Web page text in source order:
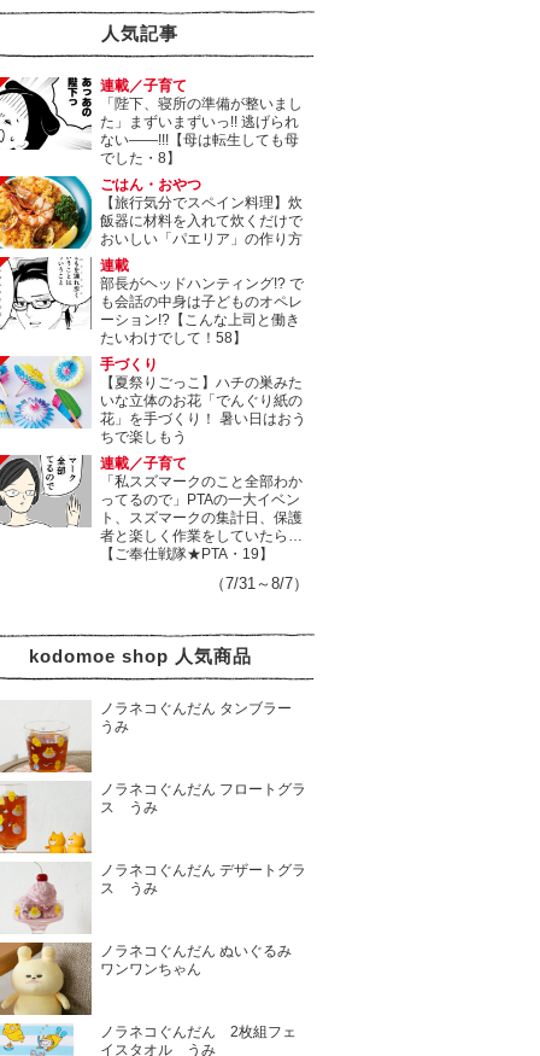
人気記事
連載／子育て
「陛下、寝所の準備が整いまし
た」まずいまずいっ!! 逃げられ
ない――!!!【母は転生しても母
でした・8】
ごはん・おやつ
【旅行気分でスペイン料理】炊
飯器に材料を入れて炊くだけで
おいしい「パエリア」の作り方
連載
部長がヘッドハンティング!? で
も会話の中身は子どものオペレ
ーション!?【こんな上司と働き
たいわけでして！58】
手づくり
【夏祭りごっこ】ハチの巣みた
いな立体のお花「でんぐり紙の
花」を手づくり！ 暑い日はおう
ちで楽しもう
連載／子育て
「私スズマークのこと全部わか
ってるので」PTAの一大イベン
ト、スズマークの集計日、保護
者と楽しく作業をしていたら…
【ご奉仕戦隊★PTA・19】
（7/31～8/7）
kodomoe shop 人気商品
ノラネコぐんだん タンブラー
うみ
ノラネコぐんだん フロートグラ
ス うみ
ノラネコぐんだん デザートグラ
ス うみ
ノラネコぐんだん ぬいぐるみ
ワンワンちゃん
ノラネコぐんだん 2枚組フェ
イスタオル うみ